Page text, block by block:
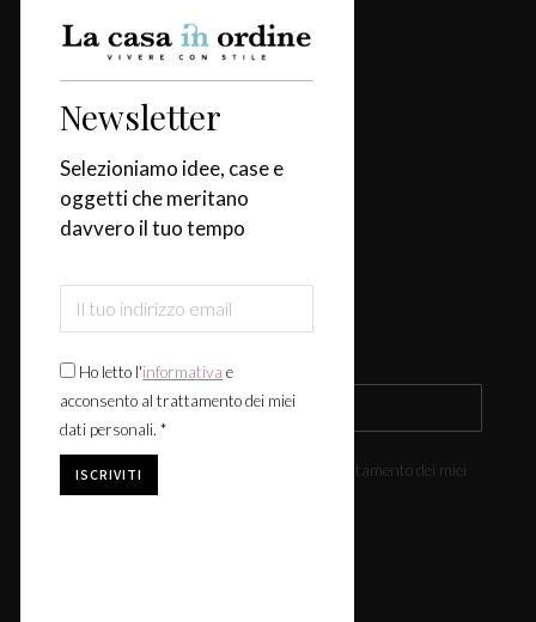
Categorie
Casa
Design & Tendenze
Tavola
Fiere & Eventi
Iscriviti alla newsletter
Ho letto l'informativa
e acconsento al trattamento dei miei
dati personali. *
Newsletter
Selezioniamo idee, case e
oggetti che meritano
davvero il tuo tempo
Ho letto l'informativa e
acconsento al trattamento dei miei
dati personali. *